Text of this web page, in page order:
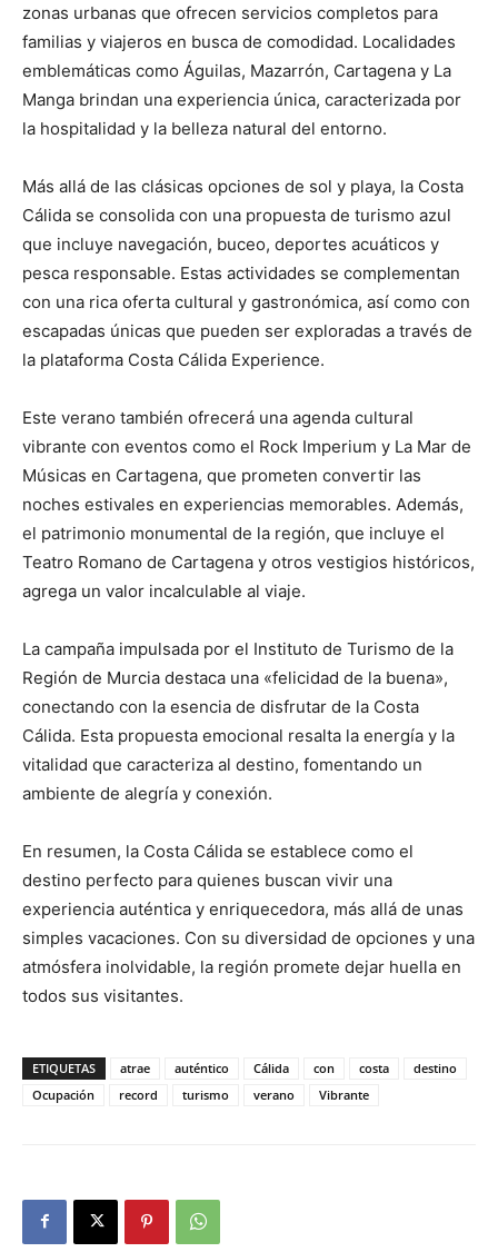
zonas urbanas que ofrecen servicios completos para
familias y viajeros en busca de comodidad. Localidades
emblemáticas como Águilas, Mazarrón, Cartagena y La
Manga brindan una experiencia única, caracterizada por
la hospitalidad y la belleza natural del entorno.
Más allá de las clásicas opciones de sol y playa, la Costa
Cálida se consolida con una propuesta de turismo azul
que incluye navegación, buceo, deportes acuáticos y
pesca responsable. Estas actividades se complementan
con una rica oferta cultural y gastronómica, así como con
escapadas únicas que pueden ser exploradas a través de
la plataforma Costa Cálida Experience.
Este verano también ofrecerá una agenda cultural
vibrante con eventos como el Rock Imperium y La Mar de
Músicas en Cartagena, que prometen convertir las
noches estivales en experiencias memorables. Además,
el patrimonio monumental de la región, que incluye el
Teatro Romano de Cartagena y otros vestigios históricos,
agrega un valor incalculable al viaje.
La campaña impulsada por el Instituto de Turismo de la
Región de Murcia destaca una «felicidad de la buena»,
conectando con la esencia de disfrutar de la Costa
Cálida. Esta propuesta emocional resalta la energía y la
vitalidad que caracteriza al destino, fomentando un
ambiente de alegría y conexión.
En resumen, la Costa Cálida se establece como el
destino perfecto para quienes buscan vivir una
experiencia auténtica y enriquecedora, más allá de unas
simples vacaciones. Con su diversidad de opciones y una
atmósfera inolvidable, la región promete dejar huella en
todos sus visitantes.
ETIQUETAS atrae auténtico Cálida con costa
destino
Ocupación
record turismo verano Vibrante